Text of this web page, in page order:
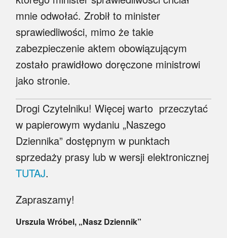
mnie odwołać. Zrobił to minister
sprawiedliwości, mimo że takie
zabezpieczenie aktem obowiązującym
zostało prawidłowo doręczone ministrowi
jako stronie.
Drogi Czytelniku! Więcej warto przeczytać
w papierowym wydaniu „Naszego
Dziennika” dostępnym w punktach
sprzedaży prasy lub w wersji elektronicznej
TUTAJ.
Zapraszamy!
Urszula Wróbel, „Nasz Dziennik”